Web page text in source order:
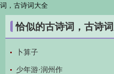
代古诗词/金
/清代古诗词/
鉴赏/古诗下
词，古诗词大全
恰似的古诗词，古诗
卜算子
少年游·润州作